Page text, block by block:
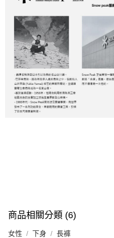
商品相關分類 (6)
女性 下身 長褲